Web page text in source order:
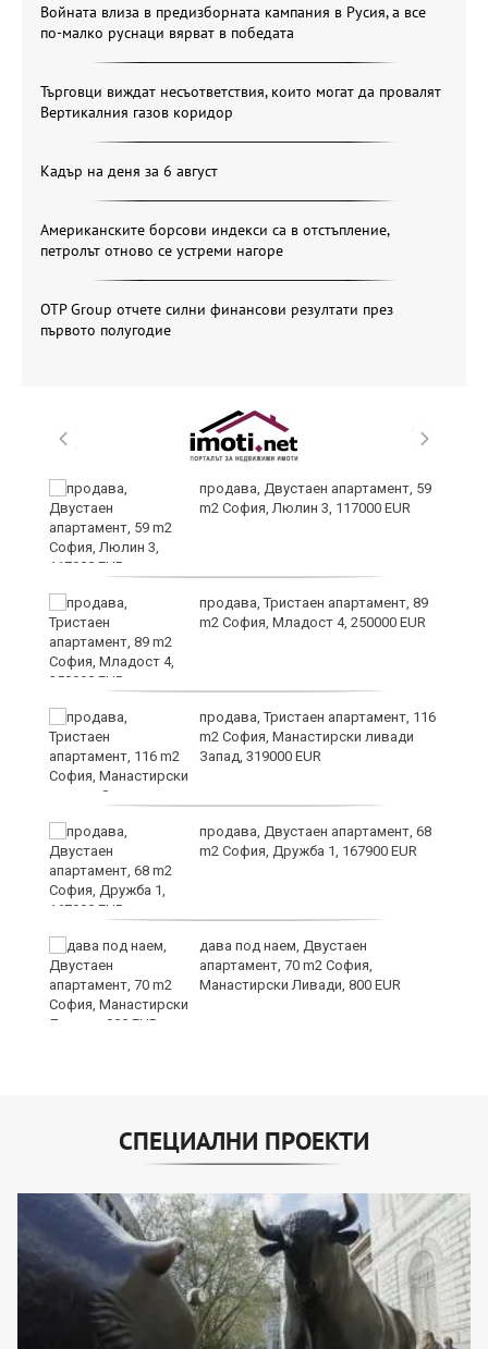
Войната влиза в предизборната кампания в Русия, а все
по-малко руснаци вярват в победата
Търговци виждат несъответствия, които могат да провалят
Вертикалния газов коридор
Кадър на деня за 6 август
Американските борсови индекси са в отстъпление,
петролът отново се устреми нагоре
OTP Group отчете силни финансови резултати през
първото полугодие
продава, Двустаен апартамент, 59
m2 София, Люлин 3, 117000 EUR
продава, Тристаен апартамент, 89
m2 София, Младост 4, 250000 EUR
продава, Тристаен апартамент, 116
m2 София, Манастирски ливади
Запад, 319000 EUR
продава, Двустаен апартамент, 68
m2 София, Дружба 1, 167900 EUR
дава под наем, Двустаен
апартамент, 70 m2 София,
Манастирски Ливади, 800 EUR
СПЕЦИАЛНИ ПРОЕКТИ